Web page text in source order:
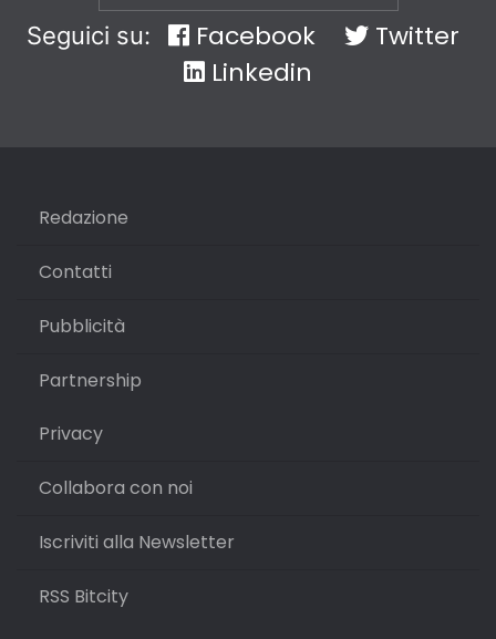
Seguici su: Facebook
Twitter
Linkedin
Redazione
Contatti
Pubblicità
Partnership
Privacy
Collabora con noi
Iscriviti alla Newsletter
RSS Bitcity